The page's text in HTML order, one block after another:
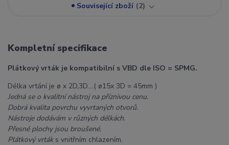
Související zboží 2
Kompletní specifikace
Plátkový vrták je kompatibilní s VBD dle ISO = SPMG.
Délka vrtání je ø x 2D,3D....( ø15x 3D = 45mm )
Jedná se o kvalitní nástroj na příznivou cenu.
Dobrá kvalita povrchu vyvrtaných otvorů.
Nástroje dodávám v různých délkách.
Přesné plochy jsou broušené.
Plátkový vrtáks vnitřním chlazením.